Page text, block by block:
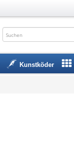
Kunstköder